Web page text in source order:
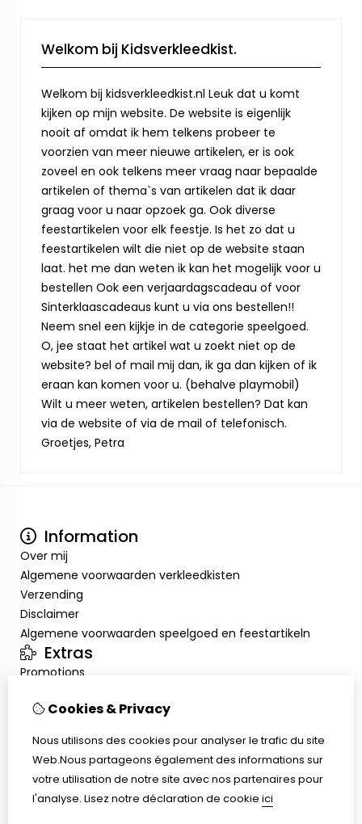
Welkom bij Kidsverkleedkist.
Welkom bij kidsverkleedkist.nl Leuk dat u komt
kijken op mijn website. De website is eigenlijk
nooit af omdat ik hem telkens probeer te
voorzien van meer nieuwe artikelen, er is ook
zoveel en ook telkens meer vraag naar bepaalde
artikelen of thema`s van artikelen dat ik daar
graag voor u naar opzoek ga. Ook diverse
feestartikelen voor elk feestje. Is het zo dat u
feestartikelen wilt die niet op de website staan
laat. het me dan weten ik kan het mogelijk voor u
bestellen Ook een verjaardagscadeau of voor
Sinterklaascadeaus kunt u via ons bestellen!!
Neem snel een kijkje in de categorie speelgoed.
O, jee staat het artikel wat u zoekt niet op de
website? bel of mail mij dan, ik ga dan kijken of ik
eraan kan komen voor u. (behalve playmobil)
Wilt u meer weten, artikelen bestellen? Dat kan
via de website of via de mail of telefonisch.
Groetjes, Petra
Information
Over mij
Algemene voorwaarden verkleedkisten
Verzending
Disclaimer
Algemene voorwaarden speelgoed en feestartikeln
Extras
Promotions
Inloggen
Service client
Retour de marchandise
Cookies & Privacy
Nous utilisons des cookies pour analyser le trafic du site
Web.Nous partageons également des informations sur
votre utilisation de notre site avec nos partenaires pour
l'analyse. Lisez notre déclaration de cookie ici